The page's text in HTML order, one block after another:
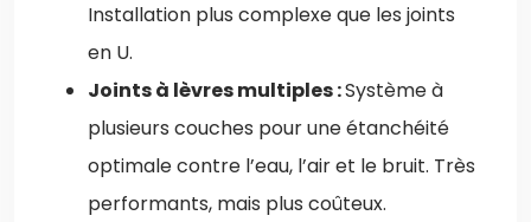
Installation plus complexe que les joints
en U.
Joints à lèvres multiples :Système à
plusieurs couches pour une étanchéité
optimale contre l’eau, l’air et le bruit. Très
performants, mais plus coûteux.